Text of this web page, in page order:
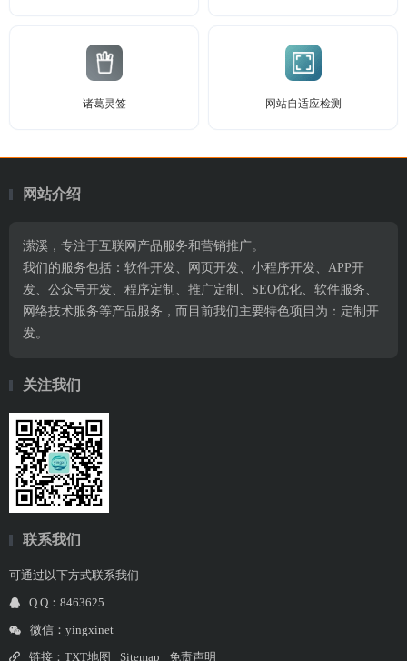
诸葛灵签 网站自适应检测
网站介绍
潆溪，专注于互联网产品服务和营销推广。
我们的服务包括：软件开发、网页开发、小程序开发、APP开
发、公众号开发、程序定制、推广定制、SEO优化、软件服务、
网络技术服务等产品服务，而目前我们主要特色项目为：定制开
发。
关注我们
联系我们
可通过以下方式联系我们
Q Q：8463625
微信：yingxinet
链接： TXT地图 Sitemap 免责声明